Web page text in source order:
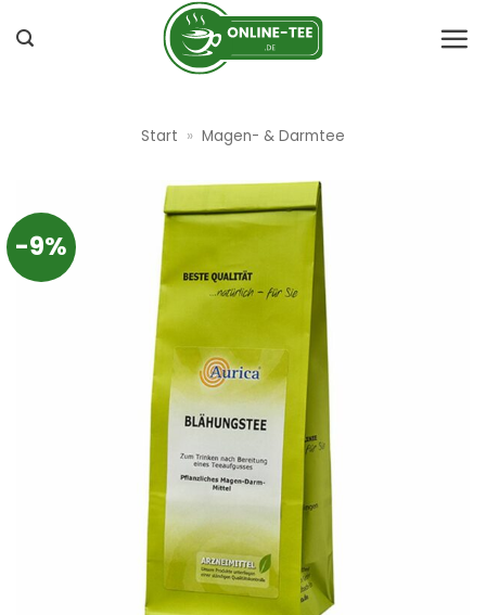
Inhalt
Start » Magen- & Darmtee
-9%